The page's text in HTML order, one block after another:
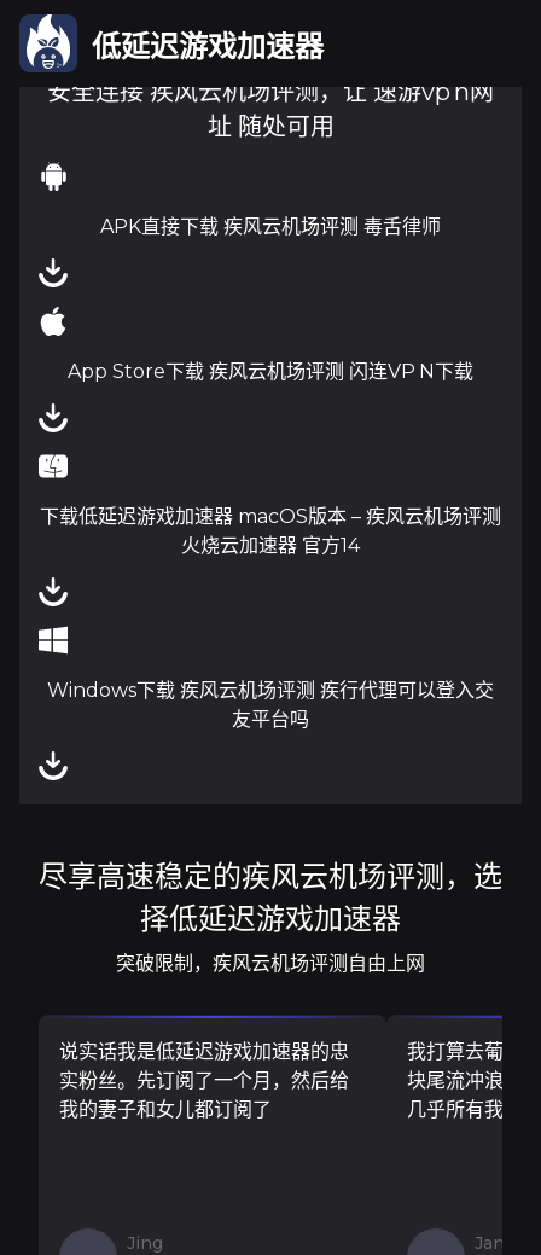
低延迟游戏加速器
安全连接 疾风云机场评测，让 速游vp n网
址 随处可用
APK直接下载 疾风云机场评测 毒舌律师
App Store下载 疾风云机场评测 闪连VP N下载
下载低延迟游戏加速器 macOS版本 – 疾风云机场评测
火烧云加速器 官方14
Windows下载 疾风云机场评测 疾行代理可以登入交
友平台吗
尽享高速稳定的疾风云机场评测，选
择低延迟游戏加速器
突破限制，疾风云机场评测自由上网
说实话我是低延迟游戏加速器的忠
实粉丝。先订阅了一个月，然后给
我的妻子和女儿都订阅了
Jing
我打算去葡萄
块尾流冲浪板
几乎所有我需
Jan V